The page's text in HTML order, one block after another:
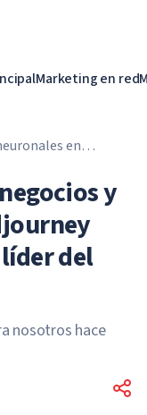
Marketing en red
en
puede
en líder del
y más
y
del
nosotros hace